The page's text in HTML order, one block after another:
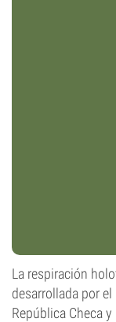
La respiración
desarrollada por
República Checa